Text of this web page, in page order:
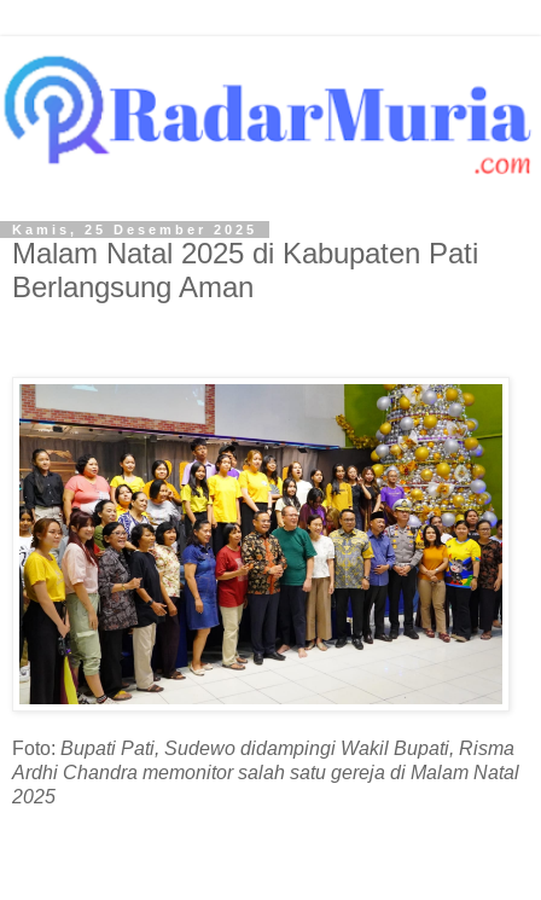
Kamis, 25 Desember 2025
Malam Natal 2025 di Kabupaten Pati
Berlangsung Aman
Foto: Bupati Pati, Sudewo didampingi Wakil Bupati, Risma
Ardhi Chandra memonitor salah satu gereja di Malam Natal
2025